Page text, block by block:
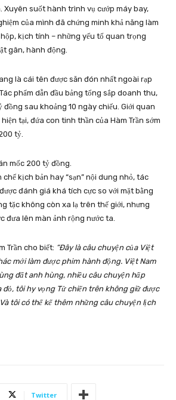
Xuyên suốt hành trình vụ cướp máy bay,
của mình đã chứng minh khả năng làm
kịch tính – những yếu tố quan trọng
gân, hành động.
là cái tên được săn đón nhất ngoài rạp
phẩm dẫn đầu bảng tổng sắp doanh thu,
đồng sau khoảng 10 ngày chiếu. Giới quan
tại, đứa con tinh thần của Hàm Trần sớm
tỷ.
mốc 200 tỷ đồng.
chế kịch bản hay “sạn” nội dung nhỏ, tác
đánh giá khá tích cực so với mặt bằng
tặc không còn xa lạ trên thế giới, nhưng
đưa lên màn ảnh rộng nước ta.
Trần cho biết: “Đây là câu chuyện của Việt
mới làm được phim hành động. Việt Nam
đất anh hùng, nhiều câu chuyện hấp
đỏ, tôi hy vọng Tử chiến trên không giữ được
tôi có thể kể thêm những câu chuyện lịch
Twitter